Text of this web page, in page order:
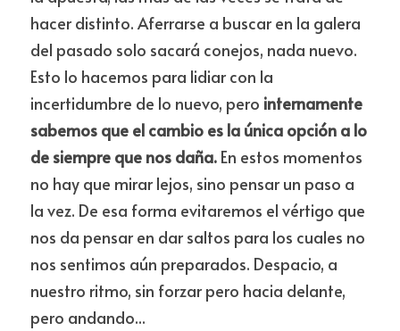
hacer distinto. Aferrarse a buscar en la galera
del pasado solo sacará conejos, nada nuevo.
Esto lo hacemos para lidiar con la
incertidumbre de lo nuevo, pero internamente
sabemos que el cambio es la única opción a lo
de siempre que nos daña. En estos momentos
no hay que mirar lejos, sino pensar un paso a
la vez. De esa forma evitaremos el vértigo que
nos da pensar en dar saltos para los cuales no
nos sentimos aún preparados. Despacio, a
nuestro ritmo, sin forzar pero hacia delante,
pero andando...